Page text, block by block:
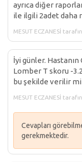
ayrıca diğer
ile ilgili 2adet daha
MESUT ECZANESİ
İyi günler.
Lomber T skoru -
bu şekilde verilir mi
MESUT ECZANESİ
Cevapları
gerekmektedir.